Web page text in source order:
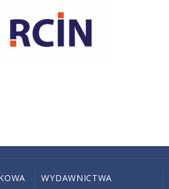
WYDAWNICTWA